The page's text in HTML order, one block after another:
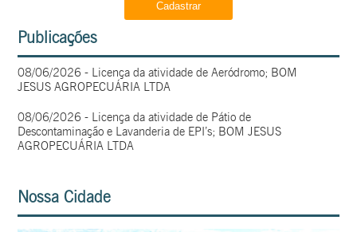
Publicações
08/06/2026 - Licença da atividade de Aeródromo; BOM
JESUS AGROPECUÁRIA LTDA
08/06/2026 - Licença da atividade de Pátio de
Descontaminação e Lavanderia de EPI’s; BOM JESUS
AGROPECUÁRIA LTDA
Nossa Cidade